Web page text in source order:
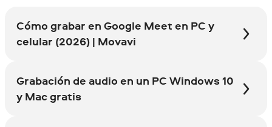
Cómo grabar en Google Meet en PC y
celular (2026) | Movavi
Grabación de audio en un PC Windows 10
y Mac gratis